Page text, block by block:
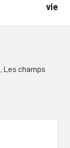
vie
Les champs